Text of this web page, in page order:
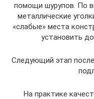
помощи шурупов. По
металлические
«слабые» места
установить
Следующий этап
На практике